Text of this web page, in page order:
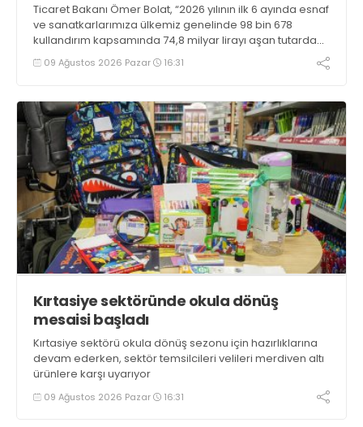
Ticaret Bakanı Ömer Bolat, “2026 yılının ilk 6 ayında esnaf
ve sanatkarlarımıza ülkemiz genelinde 98 bin 678
kullandırım kapsamında 74,8 milyar lirayı aşan tutarda
uygun geri ödeme koşullu finansman sağlanmıştır”
bilgisini verdi
09 Ağustos 2026 Pazar 16:31
Kırtasiye sektöründe okula dönüş
mesaisi başladı
Kırtasiye sektörü okula dönüş sezonu için hazırlıklarına
devam ederken, sektör temsilcileri velileri merdiven altı
ürünlere karşı uyarıyor
09 Ağustos 2026 Pazar 16:31